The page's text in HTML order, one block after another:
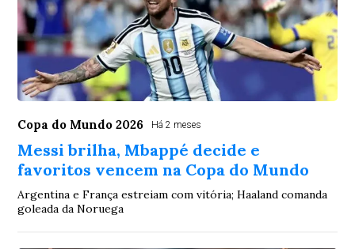
Copa do Mundo 2026 Há 2 meses
Messi brilha, Mbappé decide e
favoritos vencem na Copa do Mundo
Argentina e França estreiam com vitória; Haaland comanda
goleada da Noruega